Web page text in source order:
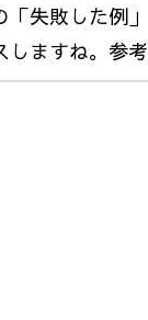
「失敗した例
しますね。参考